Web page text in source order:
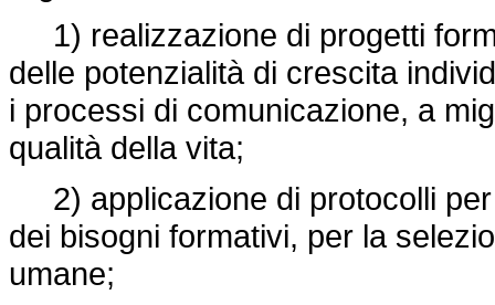
1) realizzazione di progetti
delle potenzialità di crescita
i processi di comunicazione, a
qualità della vita;
2) applicazione di protocolli per
dei bisogni formativi, per la
umane;